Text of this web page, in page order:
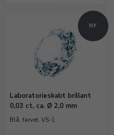
NY
Laboratorieskabt brillant
0,03 ct, ca. Ø 2,0 mm
Blå, farvet. VS-1